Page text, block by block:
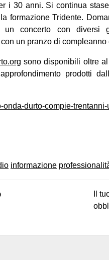
i 30 anni. Si continua
formazione Tridente.
concerto con diversi
un pranzo di
sono disponibili oltre
prodotti
onda-durto-compie-
informazione
Il